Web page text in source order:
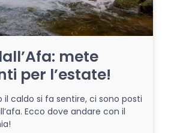
mete
per l’estate!
il caldo si fa sentire, ci sono posti
Ecco dove andare con il